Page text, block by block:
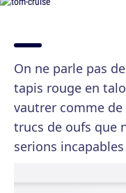
On ne parle pas
tapis rouge en
vautrer comme
trucs de oufs que
serions